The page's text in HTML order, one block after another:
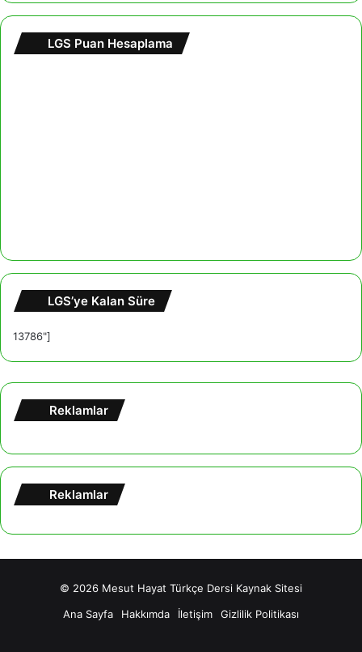
LGS Puan Hesaplama
LGS’ye Kalan Süre
13786"]
Reklamlar
Reklamlar
© 2026 Mesut Hayat Türkçe Dersi Kaynak Sitesi
Ana Sayfa
Hakkımda İletişim Gizlilik Politikası